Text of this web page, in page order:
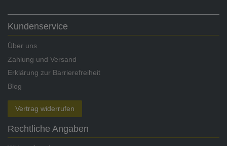
Kundenservice
Über uns
Zahlung und Versand
Erklärung zur Barrierefreiheit
Blog
Vertrag widerrufen
Rechtliche Angaben